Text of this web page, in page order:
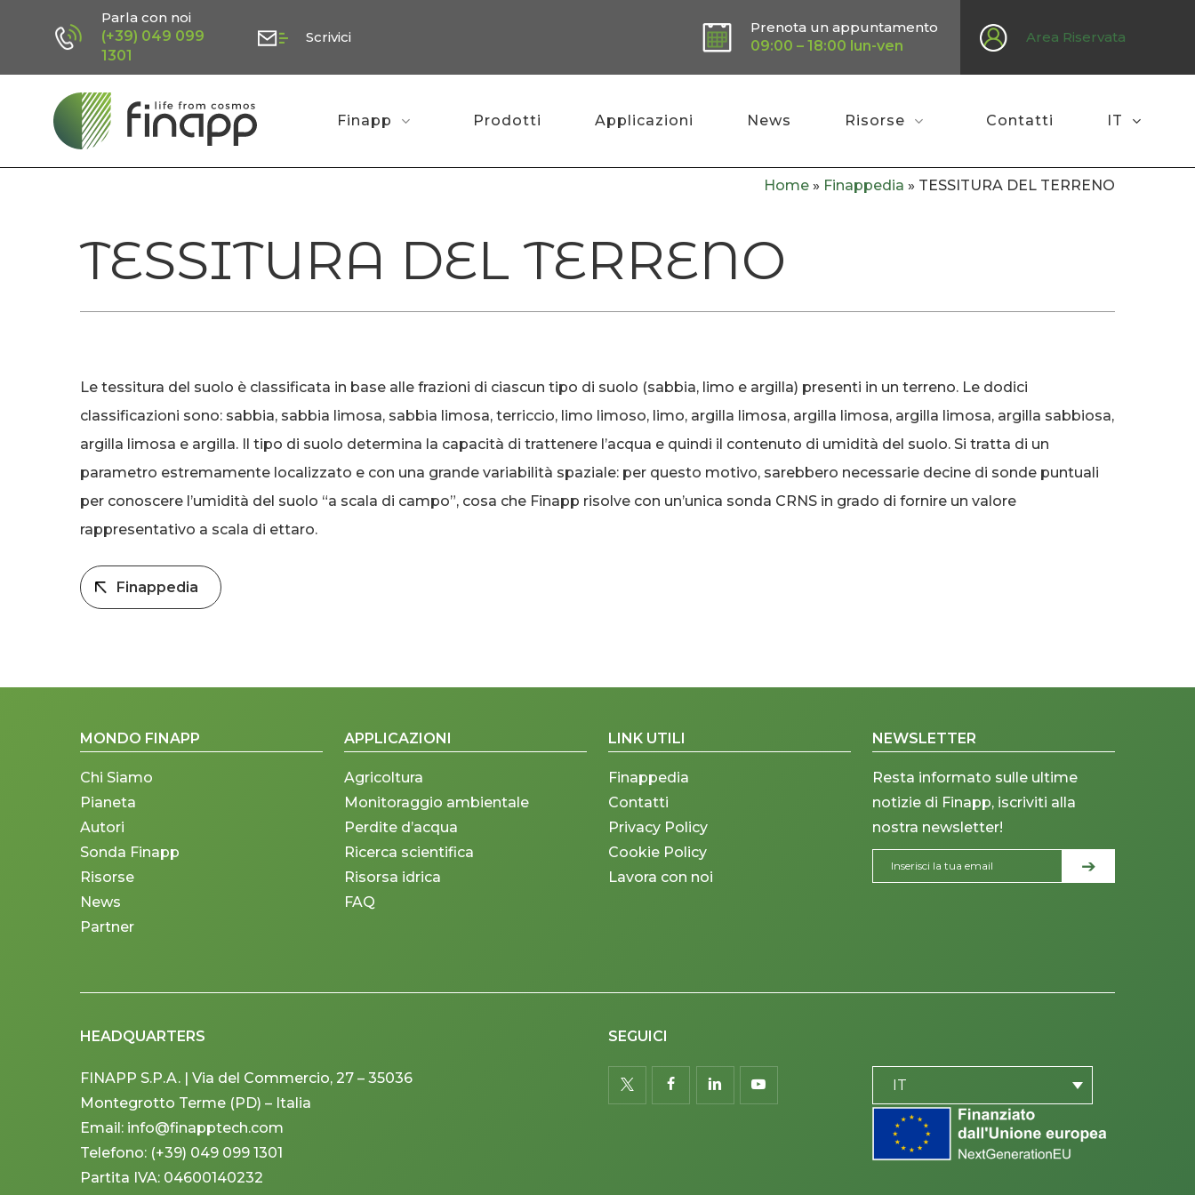
Parla con noi
(+39) 049 099
1301
Scrivici
Prenota un appuntamento
09:00 – 18:00 lun-ven
Area Riservata
Finapp Prodotti Applicazioni News Risorse Contatti IT
Home » Finappedia » TESSITURA DEL TERRENO
TESSITURA DEL TERRENO
Le tessitura del suolo è classificata in base alle frazioni di ciascun tipo di suolo (sabbia, limo e argilla) presenti in un terreno. Le dodici
classificazioni sono: sabbia, sabbia limosa, sabbia limosa, terriccio, limo limoso, limo, argilla limosa, argilla limosa, argilla limosa, argilla sabbiosa,
argilla limosa e argilla. Il tipo di suolo determina la capacità di trattenere l’acqua e quindi il contenuto di umidità del suolo. Si tratta di un
parametro estremamente localizzato e con una grande variabilità spaziale: per questo motivo, sarebbero necessarie decine di sonde puntuali
per conoscere l’umidità del suolo “a scala di campo”, cosa che Finapp risolve con un’unica sonda CRNS in grado di fornire un valore
rappresentativo a scala di ettaro.
Finappedia
MONDO FINAPP
Chi Siamo
Pianeta
Autori
Sonda Finapp
Risorse
News
Partner
APPLICAZIONI
Agricoltura
Monitoraggio ambientale
Perdite d’acqua
Ricerca scientifica
Risorsa idrica
FAQ
LINK UTILI
Finappedia
Contatti
Privacy Policy
Cookie Policy
Lavora con noi
NEWSLETTER
Resta informato sulle ultime
notizie di Finapp, iscriviti alla
nostra newsletter!
HEADQUARTERS
FINAPP S.P.A. | Via del Commercio, 27 – 35036
Montegrotto Terme (PD) – Italia
Email: info@finapptech.com
Telefono: (+39) 049 099 1301
Partita IVA: 04600140232
SEGUICI
twitterfacebooklinkedinyoutube IT